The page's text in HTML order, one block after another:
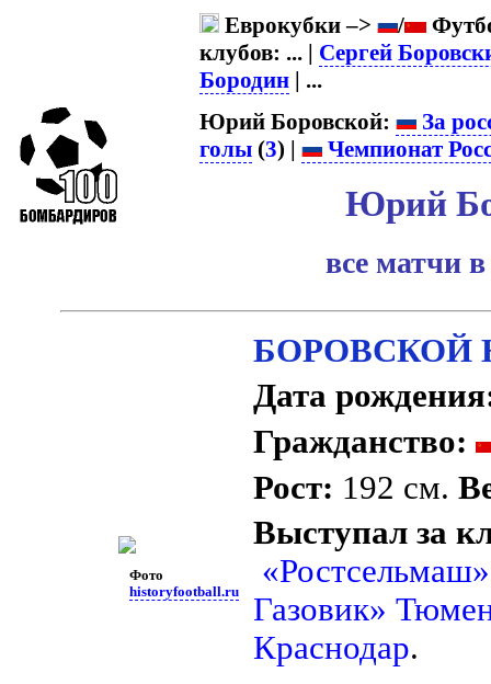
Еврокубки –> /
клубов: ... | Сергей
Бородин | ...
Юрий Боровской:
За
голы (3) | Чемпионат
Юрий
все матчи
Фото
historyfootball.ru
БОРОВСКОЙ
Дата
Гражданство:
Рост: 192 см.
Выступал за
Газовик»
Краснодар.